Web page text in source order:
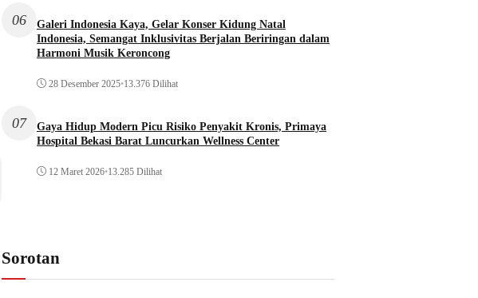
06
Galeri Indonesia Kaya, Gelar Konser Kidung Natal
Indonesia, Semangat Inklusivitas Berjalan Beriringan dalam
Harmoni Musik Keroncong
28 Desember 2025•13.376 Dilihat
07
Gaya Hidup Modern Picu Risiko Penyakit Kronis, Primaya
Hospital Bekasi Barat Luncurkan Wellness Center
12 Maret 2026•13.285 Dilihat
Sorotan